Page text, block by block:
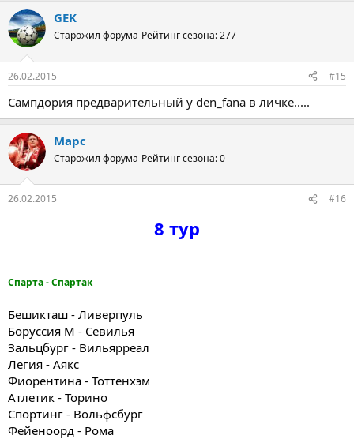
GEK
Старожил форума Рейтинг сезона: 277
26.02.2015 #15
Сампдория предварительный у den_fana в личке.....
Марс
Старожил форума Рейтинг сезона: 0
26.02.2015 #16
8 тур
Спарта - Спартак
Бешикташ - Ливерпуль
Боруссия М - Севилья
Зальцбург - Вильярреал
Легия - Аякс
Фиорентина - Тоттенхэм
Атлетик - Торино
Спортинг - Вольфсбург
Фейеноорд - Рома